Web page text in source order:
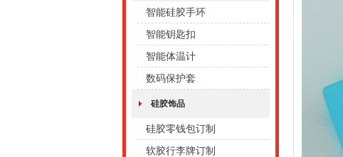
智能硅胶手环
智能钥匙扣
智能体温计
数码保护套
硅胶饰品
硅胶零钱包订制
软胶行李牌订制